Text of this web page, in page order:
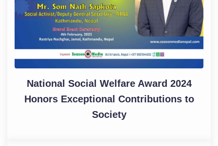
National Social Welfare Award 2024
Honors Exceptional Contributions to
Society